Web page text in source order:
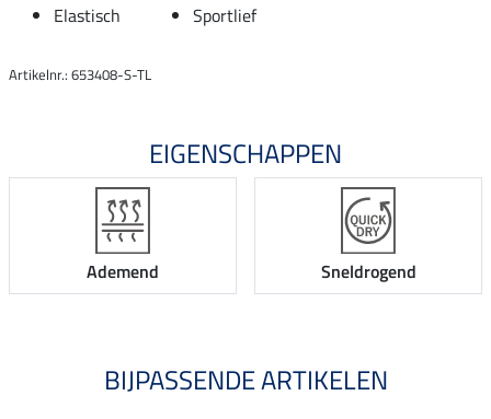
Elastisch
Sportlief
Artikelnr.: 653408-S-TL
EIGENSCHAPPEN
Ademend Sneldrogend
BIJPASSENDE ARTIKELEN